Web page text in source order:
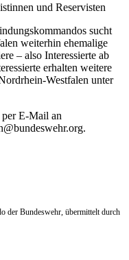
und Reservisten
sucht
weiterhin ehemalige
– also Interessierte ab
erhalten weitere
Westfalen unter
E-Mail an
.
der Bundeswehr, übermittelt durch